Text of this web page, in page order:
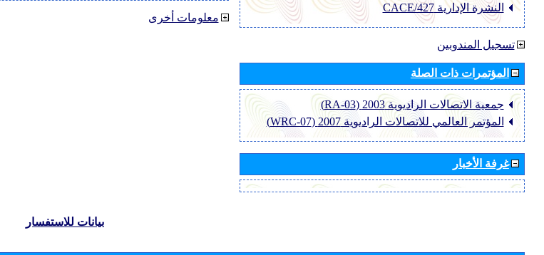
معلومات أخرى
النشرة الإدارية CACE/427
تسجيل المندوبين
المؤتمرات ذات الصلة
جمعية الاتصالات الراديوية 2003 (RA-03)
المؤتمر العالمي للاتصالات الراديوية 2007 (WRC-07)
غرفة الأخبار
بيانات للاستفسار